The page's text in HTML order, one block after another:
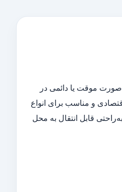
موقت یا دائمی در
و مناسب برای انواع
قابل انتقال به محل